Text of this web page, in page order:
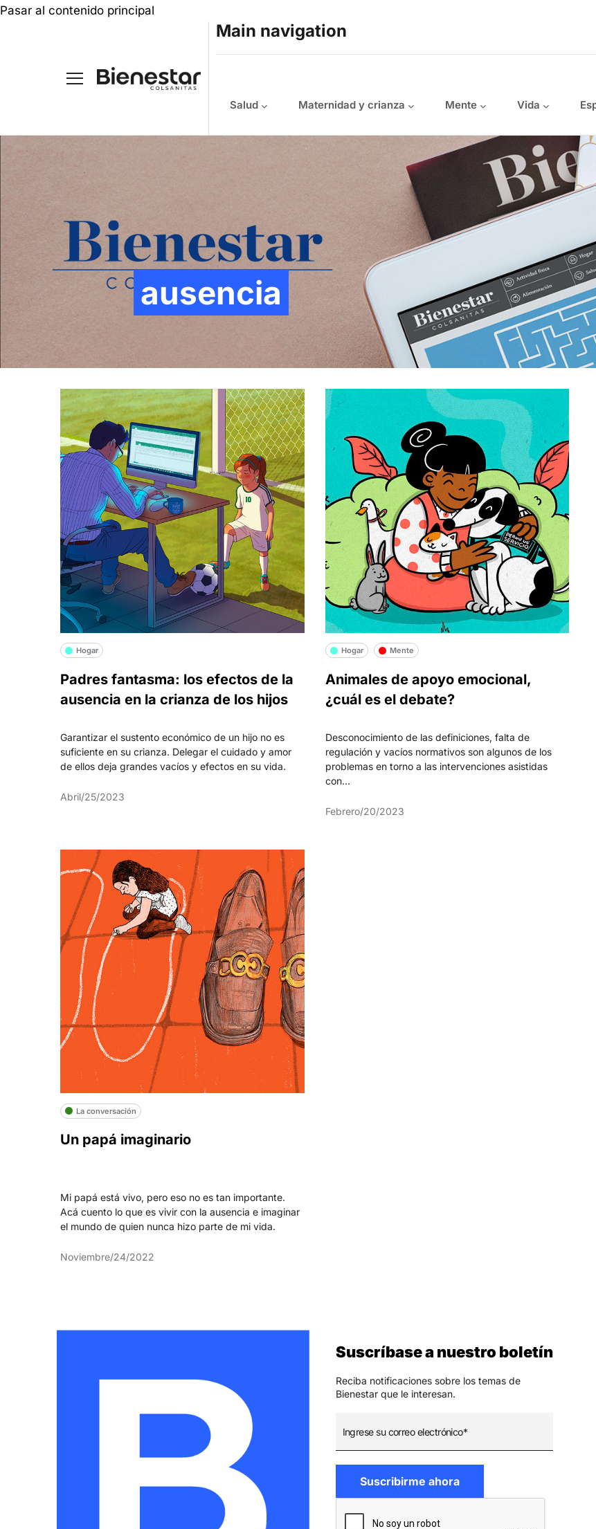
Pasar al contenido principal
Main navigation
Salud Maternidad y crianza Mente Vida
ausencia
Hogar
Padres fantasma: los efectos de la
ausencia en la crianza de los hijos
Garantizar el sustento económico de un hijo no es
suficiente en su crianza. Delegar el cuidado y amor
de ellos deja grandes vacíos y efectos en su vida.
Abril/25/2023
Hogar Mente
Animales de apoyo emocional,
¿cuál es el debate?
Desconocimiento de las definiciones, falta de
regulación y vacíos normativos son algunos de los
problemas en torno a las intervenciones asistidas
con...
Febrero/20/2023
La conversación
Un papá imaginario
Mi papá está vivo, pero eso no es tan importante.
Acá cuento lo que es vivir con la ausencia e imaginar
el mundo de quien nunca hizo parte de mi vida.
Noviembre/24/2022
Suscríbase a nuestro boletín
Reciba notificaciones sobre los temas de
Bienestar que le interesan.